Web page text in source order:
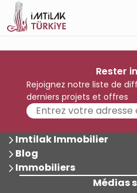
Rester
Rejoignez notre liste de
derniers projets et offres
Imtilak Immobilier
Blog
Immobiliers
Médias